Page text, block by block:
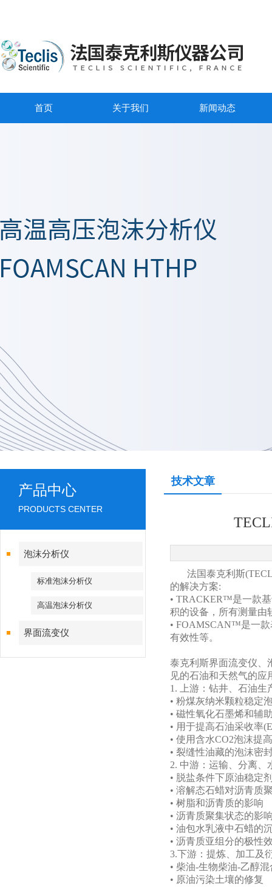
首页 关于我们 新闻动态
产品中心
PRODUCTS CENTER
泡沫分析仪
标准泡沫分析仪
高温泡沫分析仪
界面流变仪
技术文章
法国泰克利斯
的解决方案:
• TRACKER™是一款
积的设备，所有测量由
• FOAMSCAN™是一
有效性等。
泰克利斯界面流变仪、
见的石油和天然气的应
1. 上游：钻井、石油生
• 粉煤灰纳米颗粒稳定
• 磁性氧化石墨烯和辅
• 用于提高石油采收率
• 使用含水CO2泡沫提
• 裂缝性油藏的泡沫密
2. 中游：运输、分离、
• 脱盐条件下原油稳定
• 溶解态石蜡对沥青质
• 树脂和沥青质的影响
• 沥青质聚集状态的影
• 油包水乳液中石蜡的
• 沥青质亚组分的极性
3.下游：提炼、加工及
• 柴油-生物柴油-乙醇
• 原油污染土壤的修复